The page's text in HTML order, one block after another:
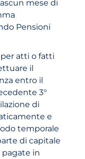
mese di
Pensioni
per atti o fatti
il
entro il
3°
di
e
temporale
di capitale
pagate in